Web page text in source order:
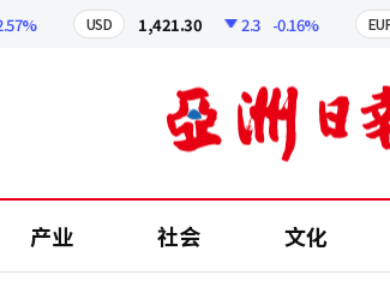
USD 1,421.30 2.3 -0.16% EUR
产业 社会 文化